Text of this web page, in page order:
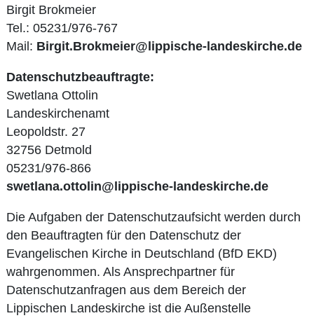
Birgit Brokmeier
Tel.: 05231/976-767
Mail: Birgit.Brokmeier@lippische-landeskirche.de
Datenschutzbeauftragte:
Swetlana Ottolin
Landeskirchenamt
Leopoldstr. 27
32756 Detmold
05231/976-866
swetlana.ottolin@lippische-landeskirche.de
Die Aufgaben der Datenschutzaufsicht werden durch
den Beauftragten für den Datenschutz der
Evangelischen Kirche in Deutschland (BfD EKD)
wahrgenommen. Als Ansprechpartner für
Datenschutzanfragen aus dem Bereich der
Lippischen Landeskirche ist die Außenstelle